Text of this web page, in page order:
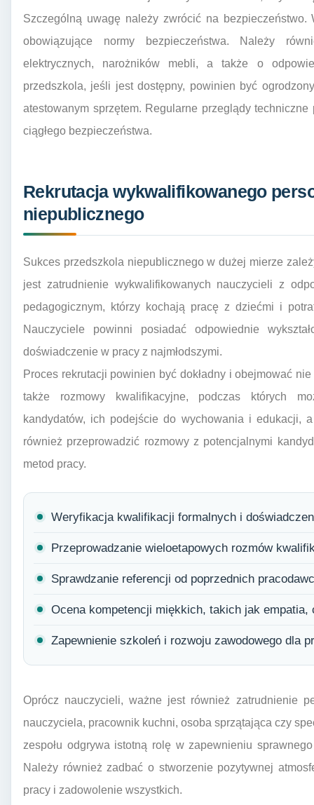
Szczególną uwagę należy zwrócić na
obowiązujące normy bezpieczeństwa. Należy
elektrycznych, narożników mebli, a także o
przedszkola, jeśli jest dostępny, powinien być
atestowanym sprzętem. Regularne przeglądy
ciągłego bezpieczeństwa.
Rekrutacja wykwalifikowanego
niepublicznego
Sukces przedszkola niepublicznego w dużej mierze
jest zatrudnienie wykwalifikowanych nauczycieli z
pedagogicznym, którzy kochają pracę z dziećmi i
Nauczyciele powinni posiadać odpowiednie
doświadczenie w pracy z najmłodszymi.
Proces rekrutacji powinien być dokładny i obejmować
także rozmowy kwalifikacyjne, podczas których
kandydatów, ich podejście do wychowania i edukacji,
również przeprowadzić rozmowy z potencjalnymi
metod pracy.
Weryfikacja kwalifikacji formalnych i
Przeprowadzanie wieloetapowych rozmów
Sprawdzanie referencji od poprzednich
Ocena kompetencji miękkich, takich jak
Zapewnienie szkoleń i rozwoju zawodowego dla
Oprócz nauczycieli, ważne jest również zatrudnienie
nauczyciela, pracownik kuchni, osoba sprzątająca czy
zespołu odgrywa istotną rolę w zapewnieniu
Należy również zadbać o stworzenie pozytywnej
pracy i zadowolenie wszystkich.